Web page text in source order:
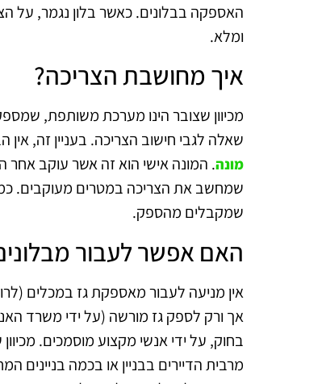
האספקה בבלונים. כאשר בלון נגמר, על
ומלא.
איך מחושבת הצריכה?
מכיוון שצובר הינו מערכת משותפת,
שאלה לגבי חישוב הצריכה. בעניין זה,
מונה. המונה אישי הוא זה אשר עוקב אחר
שמחשב את הצריכה במטרים מעוקבים.
שמקבלים מהספק.
האם אפשר לעבור
אך ורק לספק גז מורשה (על ידי משרד
בחוק, על ידי אנשי מקצוע מוסמכים.
מרבית הדיירים בבניין או בכמה בניינים